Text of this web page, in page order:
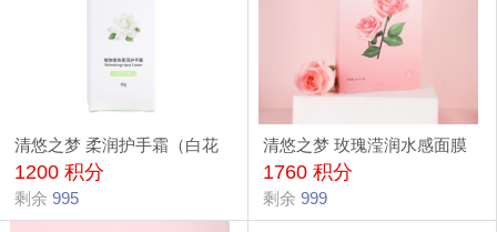
清悠之梦 柔润护手霜（白花
之境） 50g
1200 积分
剩余 995
清悠之梦 玫瑰滢润水感面膜
1760 积分
剩余 999